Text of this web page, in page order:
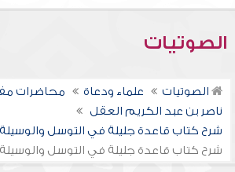
الصوتيات
الصوتيات علماء ودعاة
محاضرات
ناصر بن عبد الكريم العقل
شرح كتاب قاعدة جليلة في التوسل والوسيلة
شرح كتاب قاعدة جليلة في التوسل والوسيلة